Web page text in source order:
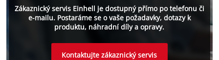
Zákaznický servis Einhell je dostupný přímo po telefonu či
e-mailu. Postaráme se o vaše požadavky, dotazy k
produktu, náhradní díly a opravy.
Kontaktujte zákaznický servis